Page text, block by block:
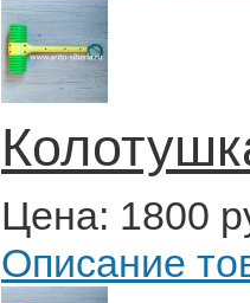
Цена: 1800
Описание